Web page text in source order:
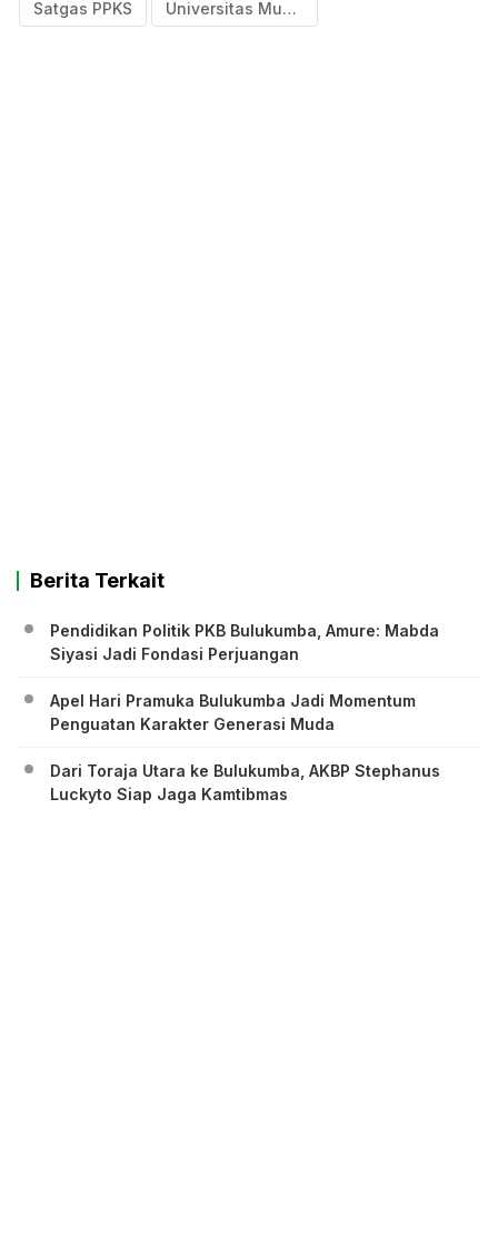
Satgas PPKS Universitas Muhammadiyah Bulukumba
Berita Terkait
Pendidikan Politik PKB Bulukumba, Amure: Mabda
Siyasi Jadi Fondasi Perjuangan
Apel Hari Pramuka Bulukumba Jadi Momentum
Penguatan Karakter Generasi Muda
Dari Toraja Utara ke Bulukumba, AKBP Stephanus
Luckyto Siap Jaga Kamtibmas